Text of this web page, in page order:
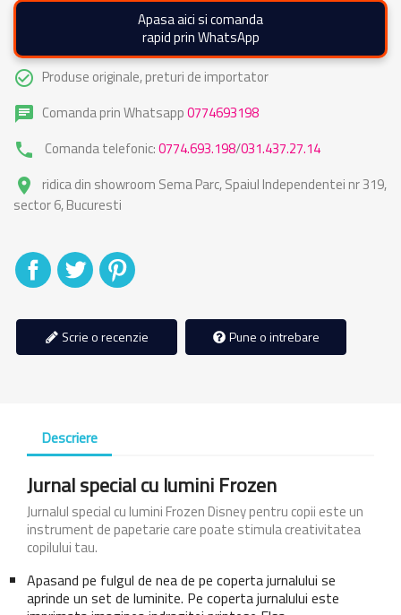
Apasa aici si comanda
rapid prin WhatsApp
check_circle_outline Produse originale, preturi de importator
chat Comanda prin Whatsapp0774693198
phone Comanda telefonic:0774.693.198/031.437.27.14
place
ridica din showroom Sema Parc, Spaiul Independentei nr 319,
sector 6, Bucuresti
DistribuitiTweet
Scrie o recenzie Pune o intrebare
Descriere
Jurnal special cu lumini Frozen
Jurnalul special cu lumini Frozen Disney pentru copii este un
instrument de papetarie care poate stimula creativitatea
copilului tau.
Apasand pe fulgul de nea de pe coperta jurnalului se
aprinde un set de luminite. Pe coperta jurnalului este